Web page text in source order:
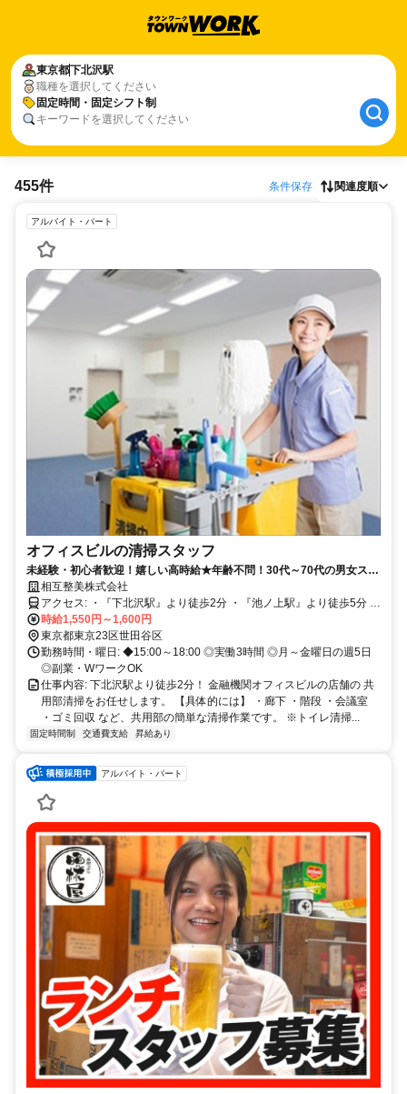
東京都下北沢駅
職種を選択してください
固定時間・固定シフト制
キーワードを選択してください
455件 条件保存 関連度順
アルバイト・パート
オフィスビルの清掃スタッフ
未経験・初心者歓迎！嬉しい高時給★年齢不問！30代～70代の男女スタ
ッフ活躍中◎嬉しい高時給×平日の短時間WORK！副業・Wワークに最
適◎
相互整美株式会社
アクセス: ・『下北沢駅』より徒歩2分 ・『池ノ上駅』より徒歩5分 ※
自転車通勤OK
時給1,550円～1,600円
東京都東京23区世田谷区
勤務時間・曜日: ◆15:00～18:00 ◎実働3時間 ◎月～金曜日の週5日
◎副業・WワークOK
仕事内容: 下北沢駅より徒歩2分！ 金融機関オフィスビルの店舗の 共
用部清掃をお任せします。 【具体的には】 ・廊下 ・階段 ・会議室
・ゴミ回収 など、共用部の簡単な清掃作業です。 ※トイレ清掃...
固定時間制 交通費支給 昇給あり
アルバイト・パート